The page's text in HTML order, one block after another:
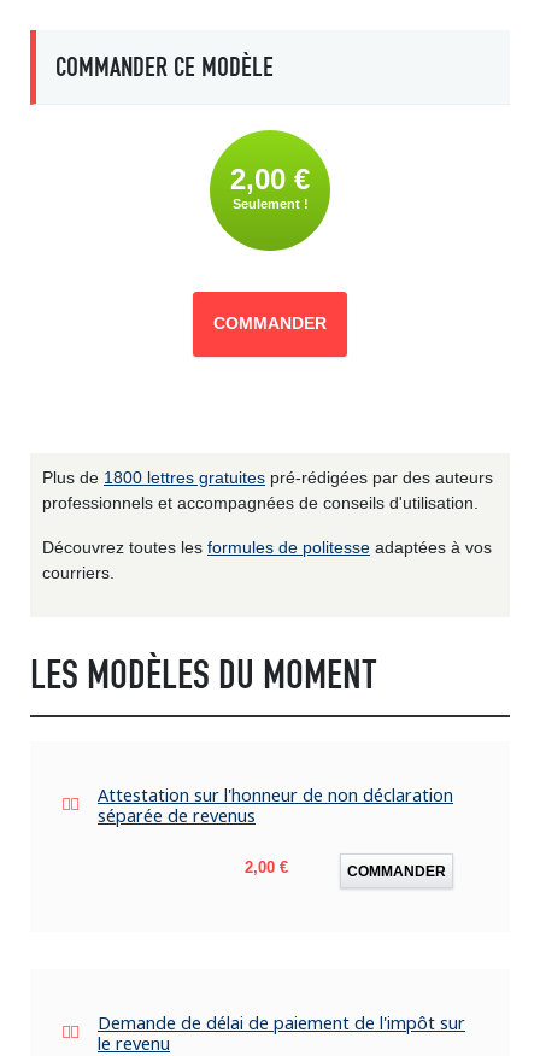
COMMANDER CE MODÈLE
2,00 €
Seulement !
COMMANDER
Plus de 1800 lettres gratuites pré-rédigées par des auteurs
professionnels et accompagnées de conseils d'utilisation.
Découvrez toutes les formules de politesse adaptées à vos
courriers.
LES MODÈLES DU MOMENT
Attestation sur l'honneur de non déclaration
séparée de revenus
Prix
2,00 € COMMANDER
Demande de délai de paiement de l'impôt sur
le revenu